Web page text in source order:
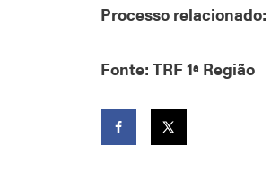
Processo relacionado:
Fonte: TRF 1ª Região